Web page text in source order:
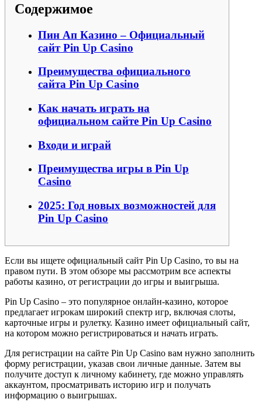
Содержимое
Пин Ап Казино – Официальный
сайт Pin Up Casino
Преимущества официального
сайта Pin Up Casino
Как начать играть на
официальном сайте Pin Up Casino
Входи и играй
Преимущества игры в Pin Up
Casino
2025: Год новых возможностей для
Pin Up Casino
Если вы ищете официальный сайт Pin Up Casino, то вы на
правом пути. В этом обзоре мы рассмотрим все аспекты
работы казино, от регистрации до игры и выигрыша.
Pin Up Casino – это популярное онлайн-казино, которое
предлагает игрокам широкий спектр игр, включая слоты,
карточные игры и рулетку. Казино имеет официальный сайт,
на котором можно регистрироваться и начать играть.
Для регистрации на сайте Pin Up Casino вам нужно заполнить
форму регистрации, указав свои личные данные. Затем вы
получите доступ к личному кабинету, где можно управлять
аккаунтом, просматривать историю игр и получать
информацию о выигрышах.